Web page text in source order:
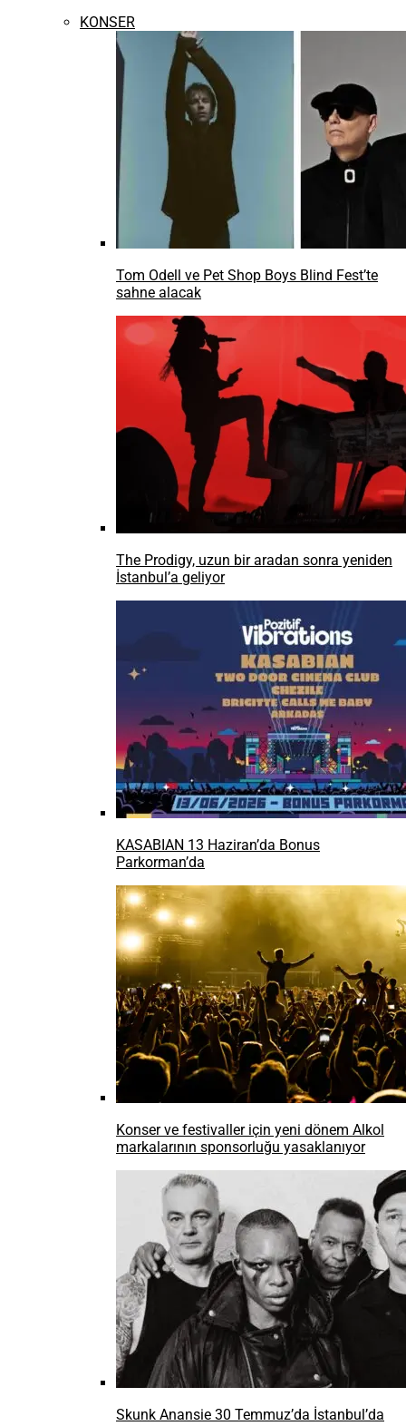
KONSER
Tom Odell ve Pet Shop Boys Blind Fest’te
sahne alacak
The Prodigy, uzun bir aradan sonra yeniden
İstanbul’a geliyor
KASABIAN 13 Haziran’da Bonus
Parkorman’da
Konser ve festivaller için yeni dönem Alkol
markalarının sponsorluğu yasaklanıyor
Skunk Anansie 30 Temmuz’da İstanbul’da